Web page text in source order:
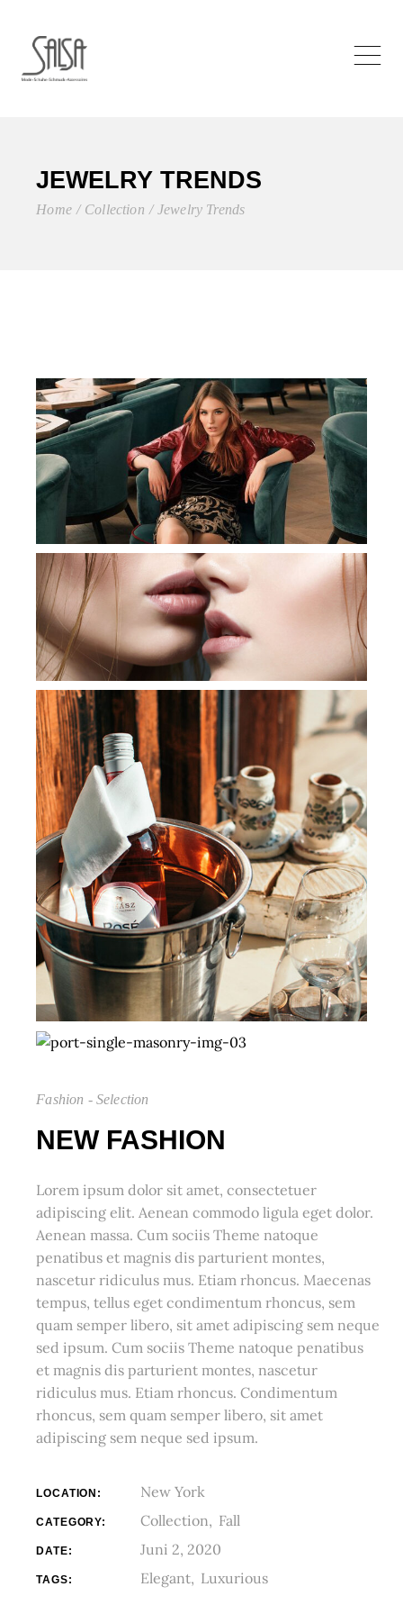
JEWELRY TRENDS
Home Collection Jewelry Trends
Fashion - Selection
NEW FASHION
Lorem ipsum dolor sit amet, consectetuer
adipiscing elit. Aenean commodo ligula eget dolor.
Aenean massa. Cum sociis Theme natoque
penatibus et magnis dis parturient montes,
nascetur ridiculus mus. Etiam rhoncus. Maecenas
tempus, tellus eget condimentum rhoncus, sem
quam semper libero, sit amet adipiscing sem neque
sed ipsum. Cum sociis Theme natoque penatibus
et magnis dis parturient montes, nascetur
ridiculus mus. Etiam rhoncus. Condimentum
rhoncus, sem quam semper libero, sit amet
adipiscing sem neque sed ipsum.
LOCATION: New York
CATEGORY: Collection Fall
DATE: Juni 2, 2020
TAGS: Elegant Luxurious